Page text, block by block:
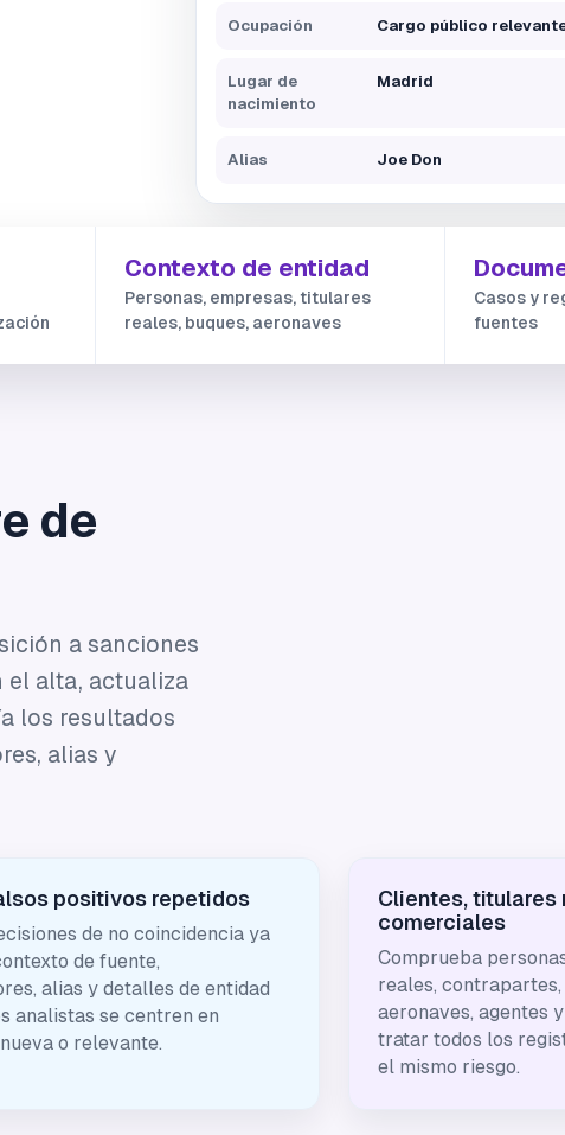
Ocupación Cargo público
Lugar de
nacimiento
Madrid
Alias Joe Don
Contexto de entidad
Personas, empresas, titulares
reales, buques, aeronaves
Casos y
fuentes
de
a sanciones
el alta, actualiza
los resultados
alias y
positivos repetidos
de no coincidencia ya
de fuente,
alias y detalles de entidad
analistas se centren en
o relevante.
Clientes, titulares
comerciales
Comprueba
reales,
aeronaves, agentes
tratar todos los
el mismo riesgo.